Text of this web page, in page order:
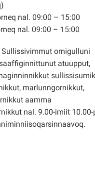
nal. 09:00 – 15:00
nal. 09:00 – 15:00
ornigulluni
atuupput,
sullissisumik
marlunngornikkut,
aamma
nal. 9.00-imiit 10.00-